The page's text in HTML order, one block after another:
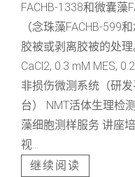
FACHB-1338和微囊藻
（念珠藻FACHB-599
胶被或剥离胶被的处
CaCl2, 0.3 mM MES,
非损伤微测系统（研
台） NMT活体生理检
藻细胞测样服务 讲座
视...
继续阅读